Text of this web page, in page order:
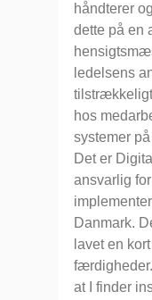
håndterer
dette på en
ledelsens
hos
systemer
Det er
ansvarlig
Danmark.
lavet en
at I finder